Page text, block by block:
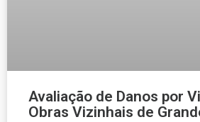
Avaliação de Danos por
Obras Vizinhais de